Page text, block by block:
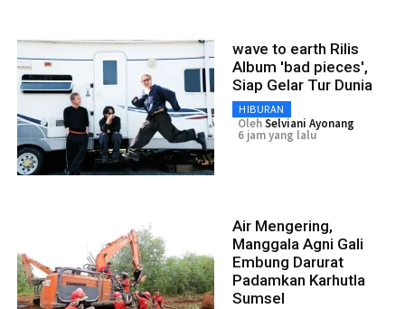
wave to earth Rilis
Album 'bad pieces',
Siap Gelar Tur Dunia
HIBURAN
OlehSelviani Ayonang
6 jam yang lalu
Air Mengering,
Manggala Agni Gali
Embung Darurat
Padamkan Karhutla
Sumsel